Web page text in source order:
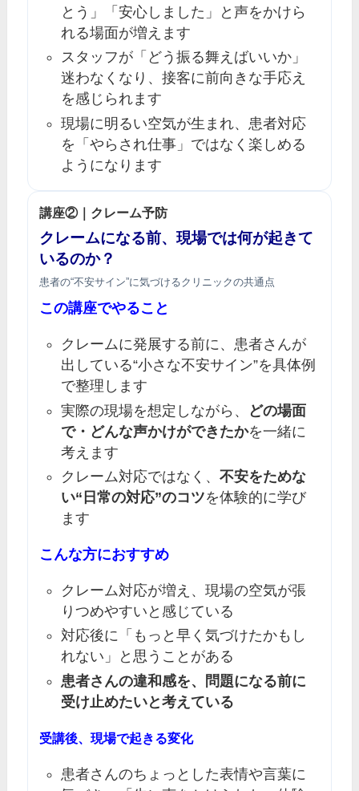
とう」「安心しました」と声をかけら
れる場面が増えます
スタッフが「どう振る舞えばいいか」
迷わなくなり、接客に前向きな手応え
を感じられます
現場に明るい空気が生まれ、患者対応
を「やらされ仕事」ではなく楽しめる
ようになります
講座②｜クレーム予防
クレームになる前、現場では何が起きて
いるのか？
患者の“不安サイン”に気づけるクリニックの共通点
この講座でやること
クレームに発展する前に、患者さんが
出している“小さな不安サイン”を具体例
で整理します
実際の現場を想定しながら、
どの場面
で・どんな声かけができたかを一緒に
考えます
クレーム対応ではなく、不安をためな
い“日常の対応”のコツを体験的に学び
ます
こんな方におすすめ
クレーム対応が増え、現場の空気が張
りつめやすいと感じている
対応後に「もっと早く気づけたかもし
れない」と思うことがある
患者さんの違和感を、問題になる前に
受け止めたいと考えている
受講後、現場で起きる変化
患者さんのちょっとした表情や言葉に